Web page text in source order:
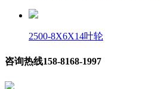
2500-8X6X14叶轮
咨询热线158-8168-1997